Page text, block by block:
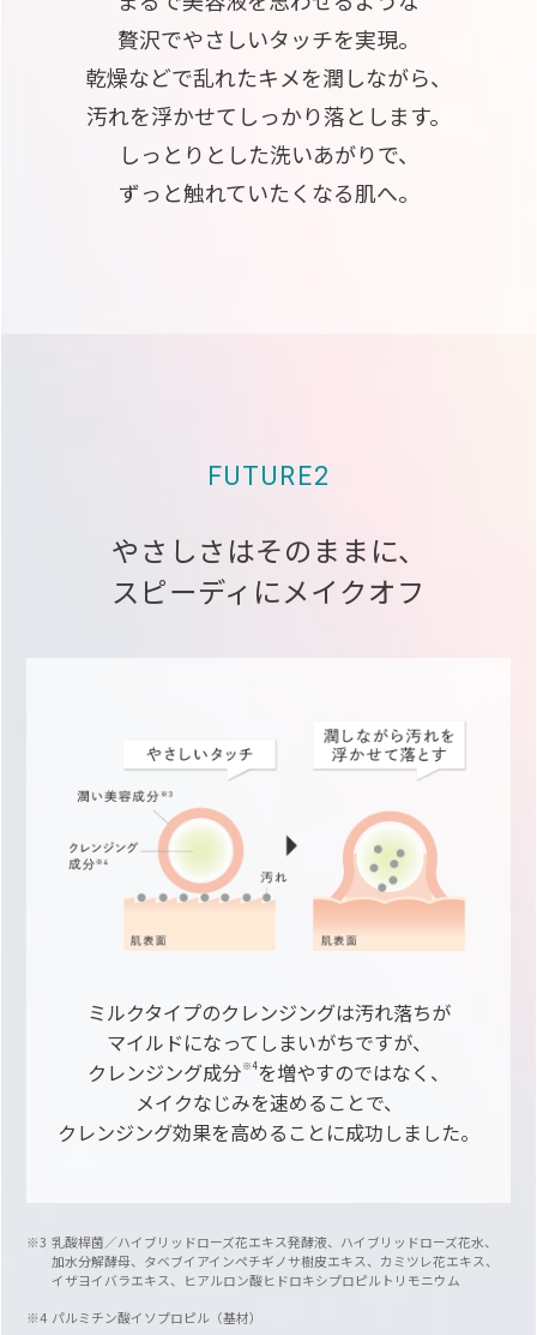
贅沢でやさしいタッチを実現。
乾燥などで乱れたキメを潤しながら、
汚れを浮かせてしっかり落とします。
しっとりとした洗いあがりで、
ずっと触れていたくなる肌へ。
FUTURE2
やさしさはそのままに、
スピーディにメイクオフ
ミルクタイプのクレンジングは汚れ落ちが
マイルドになってしまいがちですが、
クレンジング成分※4 を増やすのではなく、
メイクなじみを速めることで、
クレンジング効果を高めることに成功しました。
乳酸桿菌／ハイブリッドローズ花エキス発酵液、ハイブリッドローズ花水、
加水分解酵母、タベブイアインペチギノサ樹皮エキス、カミツレ花エキス、
イザヨイバラエキス、ヒアルロン酸ヒドロキシプロピルトリモニウム
パルミチン酸イソプロピル（基材）